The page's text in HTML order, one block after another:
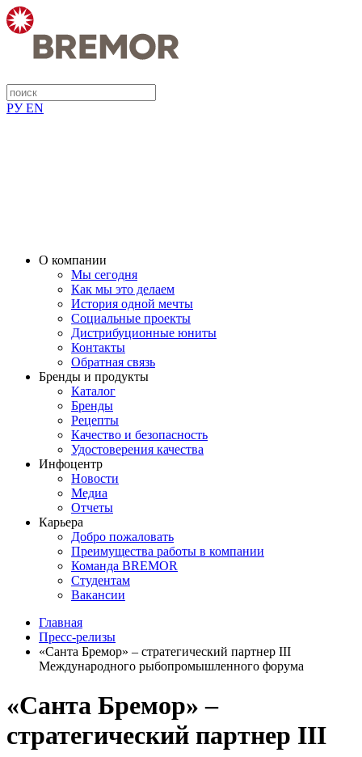
РУ EN
О компании
Мы сегодня
Как мы это делаем
История одной мечты
Социальные проекты
Дистрибуционные юниты
Контакты
Обратная связь
Бренды и продукты
Каталог
Бренды
Рецепты
Качество и безопасность
Удостоверения качества
Инфоцентр
Новости
Медиа
Отчеты
Карьера
Добро пожаловать
Преимущества работы в компании
Команда BREMOR
Студентам
Вакансии
Главная
Пресс-релизы
«Санта Бремор» – стратегический партнер III
Международного рыбопромышленного форума
«Санта Бремор» –
стратегический партнер III